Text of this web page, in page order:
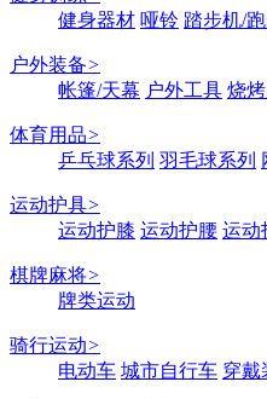
健身器材 哑铃 踏步机/
户外装备>
帐篷/天幕 户外工具 烧
体育用品>
乒乓球系列 羽毛球系列
运动护具>
运动护膝 运动护腰 运动
棋牌麻将>
牌类运动
骑行运动>
电动车 城市自行车 穿戴